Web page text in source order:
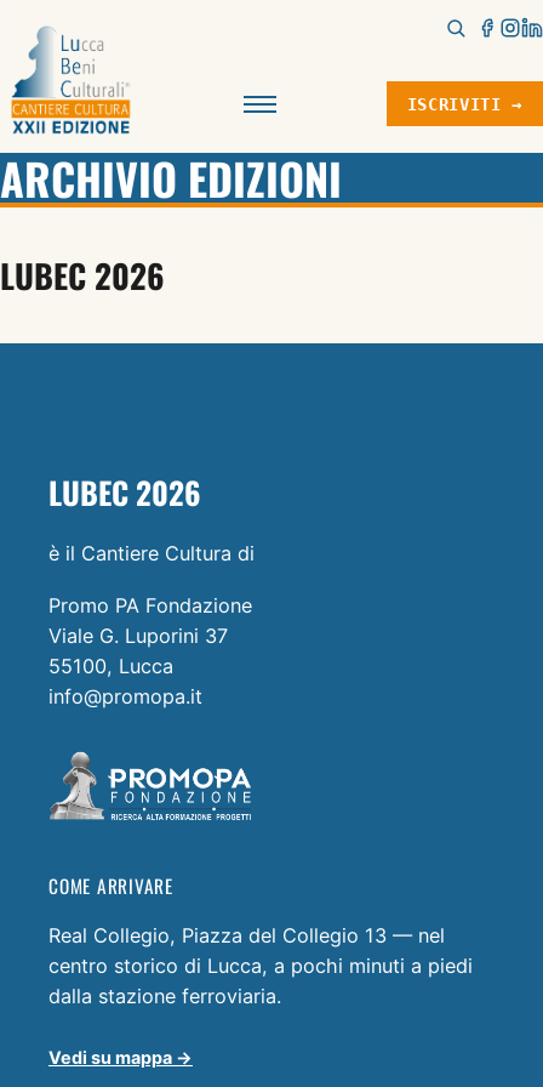
Menu
ISCRIVITI →
ARCHIVIO EDIZIONI
LUBEC 2026
LUBEC 2026
è il Cantiere Cultura di
Promo PA Fondazione
Viale G. Luporini 37
55100, Lucca
info@promopa.it
COME ARRIVARE
Real Collegio, Piazza del Collegio 13 — nel
centro storico di Lucca, a pochi minuti a piedi
dalla stazione ferroviaria.
Vedi su mappa →